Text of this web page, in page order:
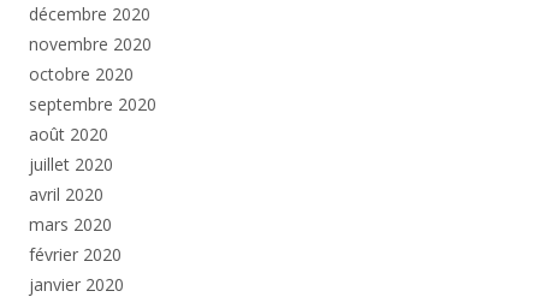
décembre 2020
novembre 2020
octobre 2020
septembre 2020
août 2020
juillet 2020
avril 2020
mars 2020
février 2020
janvier 2020